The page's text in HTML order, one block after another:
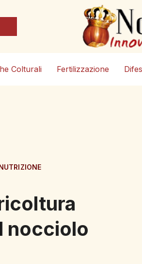
Colturali Fertilizzazione
nocciolo